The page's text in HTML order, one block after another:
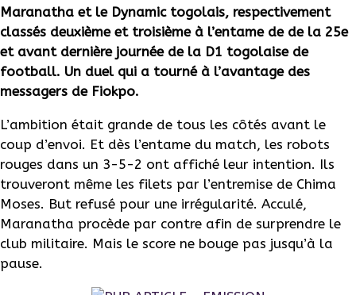
Maranatha et le Dynamic togolais, respectivement
classés deuxième et troisième à l’entame de de la 25e
et avant dernière journée de la D1 togolaise de
football. Un duel qui a tourné à l’avantage des
messagers de Fiokpo.
L’ambition était grande de tous les côtés avant le
coup d’envoi. Et dès l’entame du match, les robots
rouges dans un 3-5-2 ont affiché leur intention. Ils
trouveront même les filets par l’entremise de Chima
Moses. But refusé pour une irrégularité. Acculé,
Maranatha procède par contre afin de surprendre le
club militaire. Mais le score ne bouge pas jusqu’à la
pause.